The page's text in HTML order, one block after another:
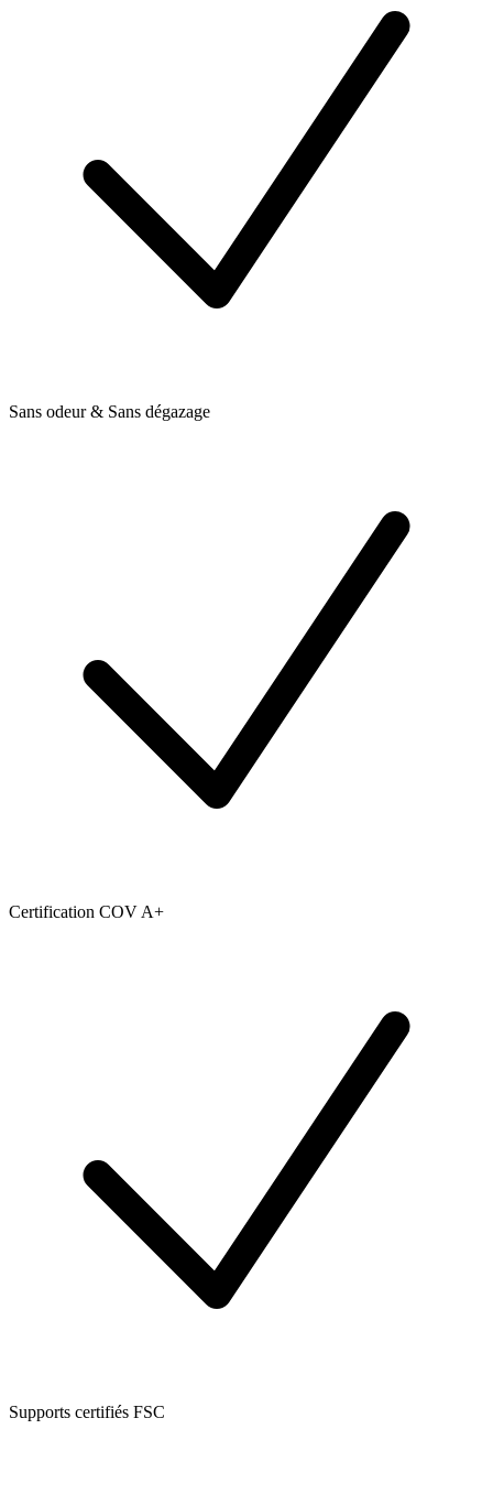
Sans odeur & Sans dégazage
Certification COV A+
Supports certifiés FSC